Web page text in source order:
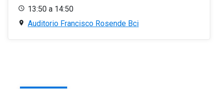
13:50 a 14:50
Auditorio Francisco Rosende Bci